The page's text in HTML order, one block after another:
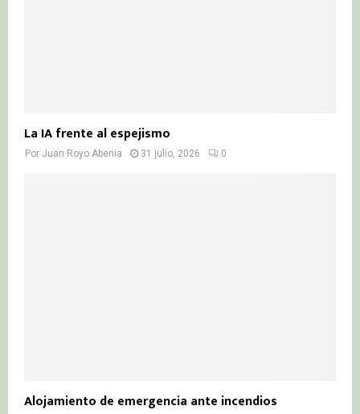
La IA frente al espejismo
Por Juan Royo Abenia 31 julio, 2026 0
Alojamiento de emergencia ante incendios